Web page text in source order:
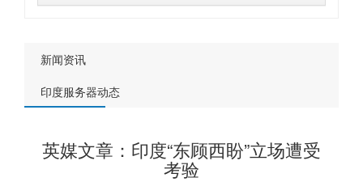
新闻资讯
印度服务器动态
英媒文章：印度“东顾西盼”立场遭受
考验